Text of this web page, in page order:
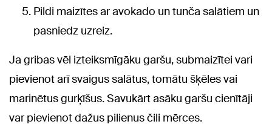
Pildi maizītes ar avokado un tunča salātiem un
pasniedz uzreiz.
Ja gribas vēl izteiksmīgāku garšu, submaizītei vari
pievienot arī svaigus salātus, tomātu šķēles vai
marinētus gurķīšus. Savukārt asāku garšu cienītāji
var pievienot dažus pilienus čili mērces.